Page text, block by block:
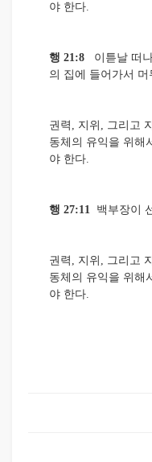
야 한다.
행 21:8 이튿날 떠
의 집에 들어가서 머
권력, 지위, 그리고
동체의 유익을 위해
야 한다.
행 27:11 백부장이
권력, 지위, 그리고
동체의 유익을 위해
야 한다.